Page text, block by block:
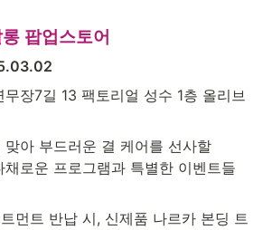
팝업스토어
장7길 13 팩토리얼 성수 1층 올리브
맞아 부드러운 결 케어를 선사할
채로운 프로그램과 특별한 이벤트들
먼트 반납 시, 신제품 나르카 본딩 트